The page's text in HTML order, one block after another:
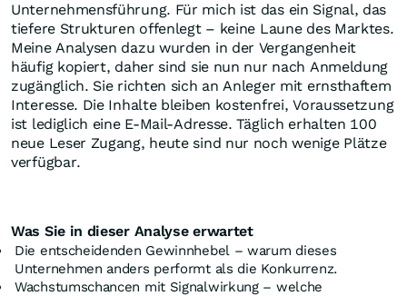
Unternehmensführung. Für mich ist das ein Signal, das
tiefere Strukturen offenlegt – keine Laune des Marktes.
Meine Analysen dazu wurden in der Vergangenheit
häufig kopiert, daher sind sie nun nur nach Anmeldung
zugänglich. Sie richten sich an Anleger mit ernsthaftem
Interesse. Die Inhalte bleiben kostenfrei, Voraussetzung
ist lediglich eine E-Mail-Adresse. Täglich erhalten 100
neue Leser Zugang, heute sind nur noch wenige Plätze
verfügbar.
Was Sie in dieser Analyse erwartet
Die entscheidenden Gewinnhebel – warum dieses
Unternehmen anders performt als die Konkurrenz.
Wachstumschancen mit Signalwirkung – welche